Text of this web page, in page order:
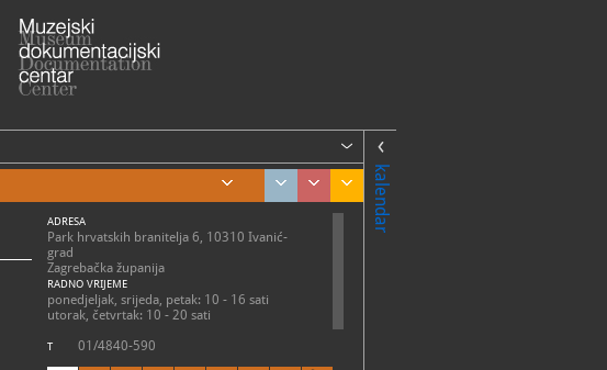
kalendar
ADRESA
Park hrvatskih branitelja 6, 10310 Ivanić-
grad
Zagrebačka županija
RADNO VRIJEME
ponedjeljak, srijeda, petak: 10 - 16 sati
utorak, četvrtak: 10 - 20 sati
T 01/4840-590